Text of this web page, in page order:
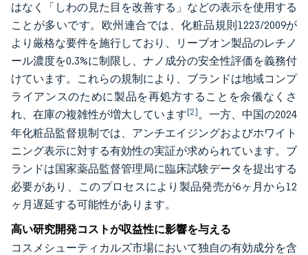
はなく「しわの見た目を改善する」などの表示を使用する
ことが多いです。欧州連合では、化粧品規則1223/2009が
より厳格な要件を施行しており、リーブオン製品のレチノ
ール濃度を0.3%に制限し、ナノ成分の安全性評価を義務付
けています。これらの規制により、ブランドは地域コンプ
ライアンスのために製品を再処方することを余儀なくさ
れ、在庫の複雑性が増大しています[2]。一方、中国の2024
年化粧品監督規制では、アンチエイジングおよびホワイト
ニング表示に対する有効性の実証が求められています。ブ
ランドは国家薬品監督管理局に臨床試験データを提出する
必要があり、このプロセスにより製品発売が6ヶ月から12
ヶ月遅延する可能性があります。
高い研究開発コストが収益性に影響を与える
コスメシューティカルズ市場において独自の有効成分を含